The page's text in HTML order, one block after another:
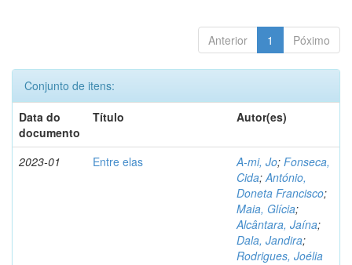
Anterior 1 Póximo
Conjunto de itens:
Data do
documento
Título Autor(es)
2023-01 Entre elas A-mi, Jo; Fonseca,
Cida;António,
Doneta Francisco;
Maia, Glícia;
Alcântara, Jaína;
Dala, Jandira;
Rodrigues, Joélia